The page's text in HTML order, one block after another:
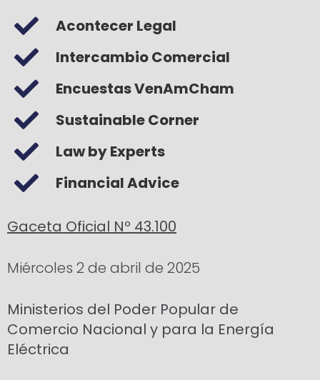
Acontecer Legal
Intercambio Comercial
Encuestas VenAmCham
Sustainable Corner
Law by Experts
Financial Advice
Gaceta Oficial Nº 43.100
Miércoles 2 de abril de 2025
Ministerios del Poder Popular de
Comercio Nacional y para la Energía
Eléctrica